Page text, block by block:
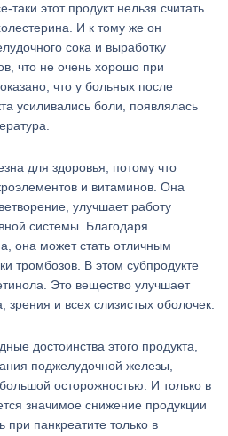
этот продукт нельзя считать
И к тому же он
сока и выработку
что не очень хорошо при
что у больных после
усиливались боли, появлялась
для здоровья, потому что
и витаминов. Она
улучшает работу
системы. Благодаря
она может стать отличным
тромбозов. В этом субпродукте
Это вещество улучшает
зрения и всех слизистых оболочек.
достоинства этого продукта,
поджелудочной железы,
осторожностью. И только в
значимое снижение продукции
панкреатите только в